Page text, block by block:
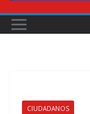
CIUDADANOS